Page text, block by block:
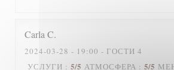
CarlaC
2024-03-28 - 19:00 - ГОСТИ 4
УСЛУГИ : 5/5 АТМОСФЕРА : 5/5